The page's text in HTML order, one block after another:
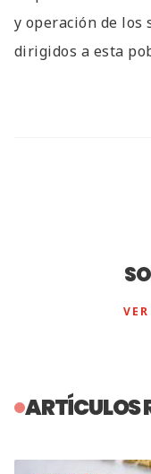
y operación de los
dirigidos a esta
ARTÍCULOS